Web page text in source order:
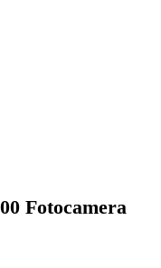
Fotocamera